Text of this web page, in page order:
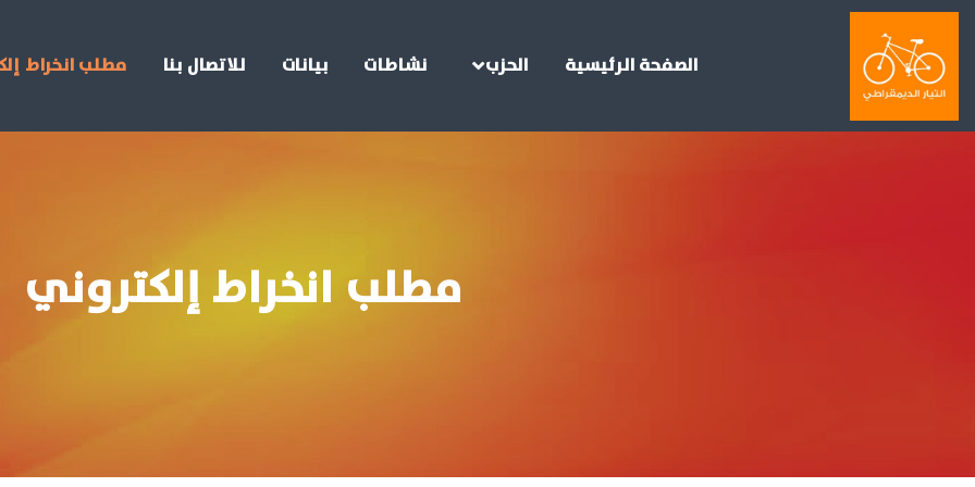
الصفحة الرئيسية الحزب نشاطات بيانات للاتصال بنا مطلب انخراط
مطلب انخراط إلكتروني